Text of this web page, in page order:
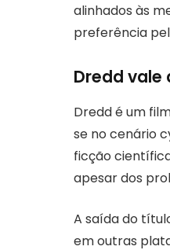
alinhados às
preferência
Dredd vale
Dredd é um
se no cenário
ficção
apesar dos
A saída do
em outras